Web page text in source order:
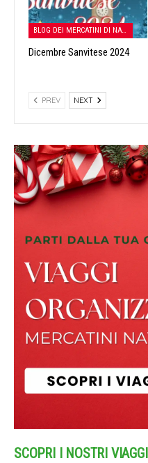
BLOG DEI MERCATINI DI NATALE
Dicembre Sanvitese 2024
PREV NEXT
SCOPRI I NOSTRI VIAGGI